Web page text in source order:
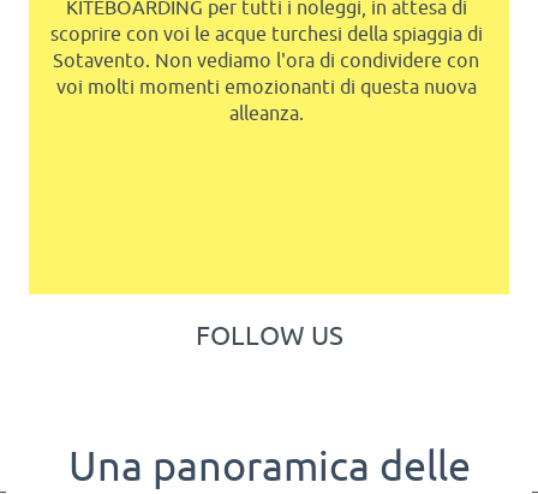
equipment from our partners Severne, Starboard
and JP Australia with you! See you on the water
with the new toys!
FOLLOW US
Una panoramica delle